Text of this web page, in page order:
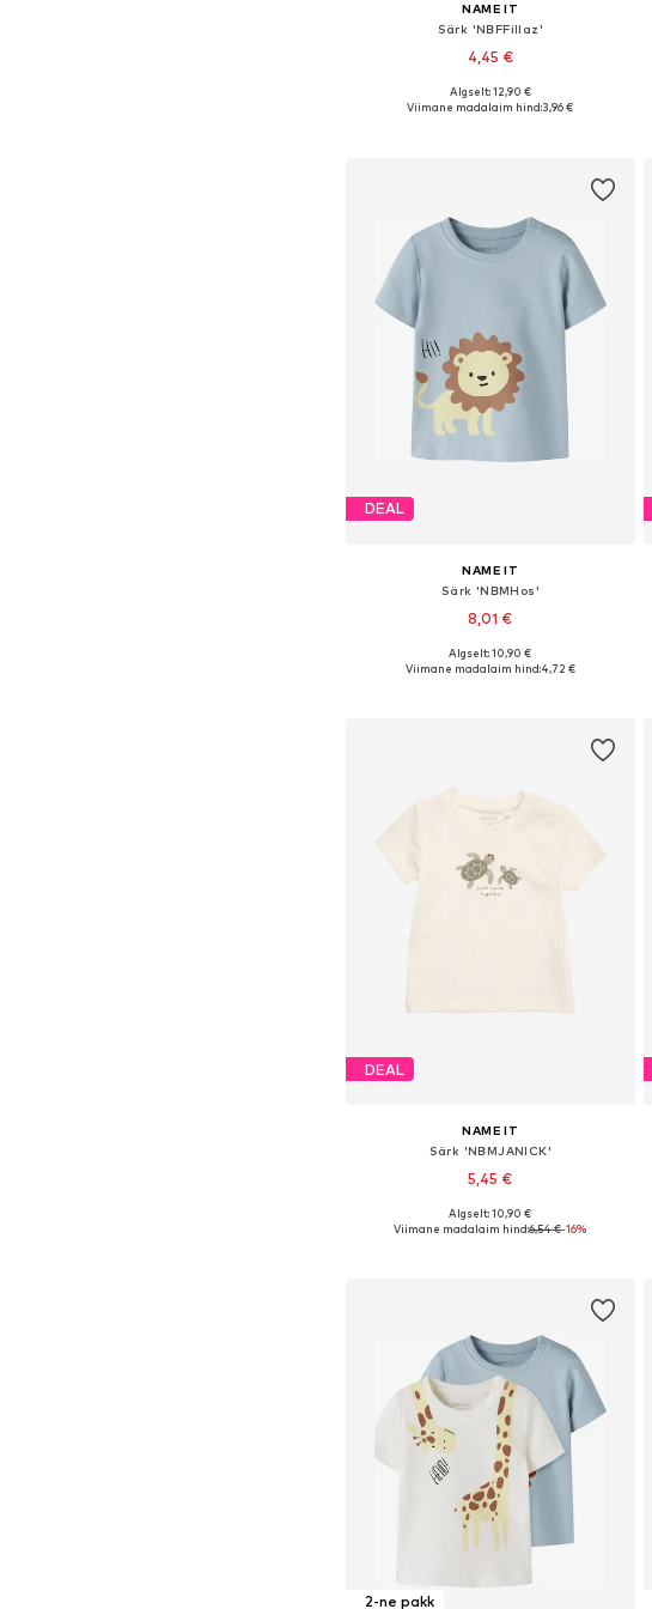
NAME IT
Särk 'NBFFillaz'
4,45 €
Saadaolevad suurused: 56, 62, 68, 74
Algselt: 12,90 €
Viimane madalaim hind:3,96 €
DEAL
NAME IT
Särk 'NBMHos'
8,01 €
Saadaolevad suurused: 68, 74
Algselt: 10,90 €
Viimane madalaim hind:4,72 €
DEAL
NAME IT
Särk 'NBMJANICK'
5,45 €
Saadaolevad suurused: 68, 74, 80
Algselt: 10,90 €
Viimane madalaim hind:6,54 €-16%
2-ne pakk